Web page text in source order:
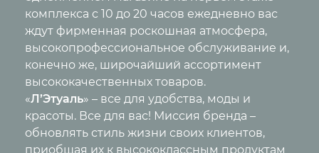
комплекса с 10 до 20 часов ежедневно вас
ждут фирменная роскошная атмосфера,
высокопрофессиональное обслуживание и,
конечно же, широчайший ассортимент
высококачественных товаров.
«Л’Этуаль» – все для удобства, моды и
красоты. Все для вас! Миссия бренда –
обновлять стиль жизни своих клиентов,
приобщая их к высококлассным продуктам